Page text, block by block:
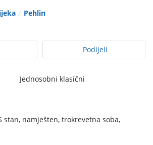
Pehlin
Podijeli
Jednosobni klasični
stan, namješten, trokrevetna soba,